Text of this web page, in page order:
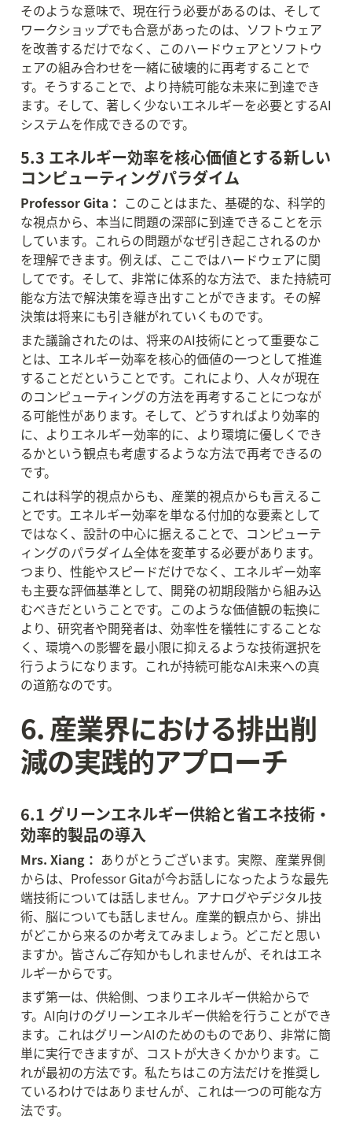
そのような意味で、現在行う必要があるのは、そして
ワークショップでも合意があったのは、ソフトウェア
を改善するだけでなく、このハードウェアとソフトウ
ェアの組み合わせを一緒に破壊的に再考することで
す。そうすることで、より持続可能な未来に到達でき
ます。そして、著しく少ないエネルギーを必要とするAI
システムを作成できるのです。
5.3 エネルギー効率を核心価値とする新しい
コンピューティングパラダイム
Professor Gita： このことはまた、基礎的な、科学的
な視点から、本当に問題の深部に到達できることを示
しています。これらの問題がなぜ引き起こされるのか
を理解できます。例えば、ここではハードウェアに関
してです。そして、非常に体系的な方法で、また持続可
能な方法で解決策を導き出すことができます。その解
決策は将来にも引き継がれていくものです。
また議論されたのは、将来のAI技術にとって重要なこ
とは、エネルギー効率を核心的価値の一つとして推進
することだということです。これにより、人々が現在
のコンピューティングの方法を再考することにつなが
る可能性があります。そして、どうすればより効率的
に、よりエネルギー効率的に、より環境に優しくでき
るかという観点も考慮するような方法で再考できるの
です。
これは科学的視点からも、産業的視点からも言えるこ
とです。エネルギー効率を単なる付加的な要素として
ではなく、設計の中心に据えることで、コンピューテ
ィングのパラダイム全体を変革する必要があります。
つまり、性能やスピードだけでなく、エネルギー効率
も主要な評価基準として、開発の初期段階から組み込
むべきだということです。このような価値観の転換に
より、研究者や開発者は、効率性を犠牲にすることな
く、環境への影響を最小限に抑えるような技術選択を
行うようになります。これが持続可能なAI未来への真
の道筋なのです。
6. 産業界における排出削
減の実践的アプローチ
6.1 グリーンエネルギー供給と省エネ技術・
効率的製品の導入
Mrs. Xiang： ありがとうございます。実際、産業界側
からは、Professor Gitaが今お話しになったような最先
端技術については話しません。アナログやデジタル技
術、脳についても話しません。産業的観点から、排出
がどこから来るのか考えてみましょう。どこだと思い
ますか。皆さんご存知かもしれませんが、それはエネ
ルギーからです。
まず第一は、供給側、つまりエネルギー供給からで
す。AI向けのグリーンエネルギー供給を行うことができ
ます。これはグリーンAIのためのものであり、非常に簡
単に実行できますが、コストが大きくかかります。こ
れが最初の方法です。私たちはこの方法だけを推奨し
ているわけではありませんが、これは一つの可能な方
法です。